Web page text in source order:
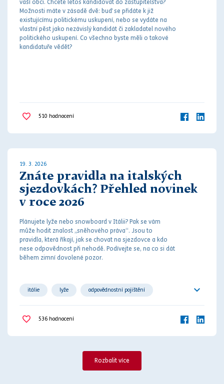
vaší obci. Chcete letos kandidovat do zastupitelstva?
Možnosti máte v zásadě dvě: buď se přidáte k již
existujícímu politickému uskupení, nebo se vydáte na
vlastní pěst jako nezávislý kandidát či zakladatel nového
politického uskupení. Co všechno byste měli o takové
kandidatuře vědět?
510 hodnocení
19. 3. 2026
Znáte pravidla na italských
sjezdovkách? Přehled novinek
v roce 2026
Plánujete lyže nebo snowboard v Itálii? Pak se vám
může hodit znalost „sněhového práva“. Jsou to
pravidla, která říkají, jak se chovat na sjezdovce a kdo
nese odpovědnost při nehodě. Podívejte se, na co si dát
během zimní dovolené pozor.
itálie lyže odpovědnostní pojištění
pokuty pravidla
výbava
536 hodnocení
Rozbalit více